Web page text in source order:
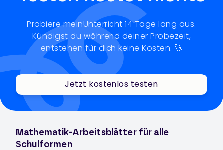
Probiere meinUnterricht 14 Tage lang aus.
Kündigst du während deiner Probezeit,
entstehen für dich keine Kosten. 🚀
Jetzt kostenlos testen
Mathematik-Arbeitsblätter für alle
Schulformen